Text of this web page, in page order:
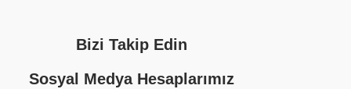
Bizi Takip Edin
Sosyal Medya Hesaplarımız